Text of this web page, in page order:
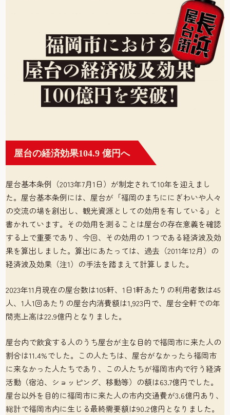
屋台の経済効果104.9 億円へ
屋台基本条例（2013年7月1日）が制定されて10年を迎えまし
た。屋台基本条例には、屋台が「福岡のまちににぎわいや人々
の交流の場を創出し、観光資源としての効用を有している」と
書かれています。その効用を測ることは屋台の存在意義を確認
する上で重要であり、今回、その効用の１つである経済波及効
果を算出しました。算出にあたっては、過去（2011年12月）の
経済波及効果（注1）の手法を踏まえて計算しました。
2023年11月現在の屋台数は105軒、1日1軒あたりの利用者数は45
人、1人1回あたりの屋台内消費額は1,923円で、屋台全軒での年
間売上高は22.9億円となりました。
屋台内で飲食する人のうち屋台が主な目的で福岡市に来た人の
割合は11.4%でした。この人たちは、屋台がなかったら福岡市
に来なかった人たちであり、この人たちが福岡市内で行う経済
活動（宿泊、ショッピング、移動等）の額は63.7億円でした。
屋台以外を目的に福岡市に来た人の市内交通費が3.6億円あり、
総計で福岡市内に生じる最終需要額は90.2億円となりました。